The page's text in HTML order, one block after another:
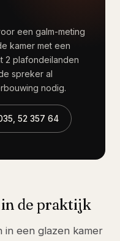
een galm-meting
kamer met een
2 plafondeilanden
spreker al
nodig.
52 357 64
de praktijk
een glazen kamer